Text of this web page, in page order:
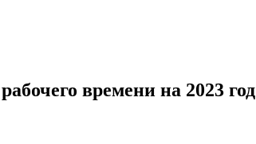
времени на 2023 год